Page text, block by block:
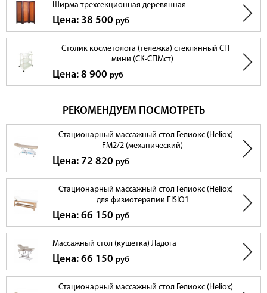
Ширма трехсекционная деревянная
Цена: 38 500 руб
Столик косметолога (тележка) стеклянный СП
мини (СК-СПМст)
Цена: 8 900 руб
РЕКОМЕНДУЕМ ПОСМОТРЕТЬ
Стационарный массажный стол Гелиокс (Heliox)
FM2/2 (механический)
Цена: 72 820 руб
Стационарный массажный стол Гелиокс (Heliox)
для физиотерапии FISIO1
Цена: 66 150 руб
Массажный стол (кушетка) Ладога
Цена: 66 150 руб
Стационарный массажный стол Гелиокс (Heliox)